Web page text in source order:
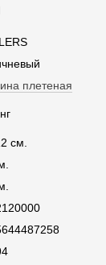
плетеная
см.